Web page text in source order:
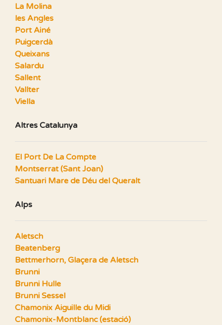
La Molina
les Angles
Port Ainé
Puigcerdà
Queixans
Salardu
Sallent
Vallter
Viella
Altres Catalunya
El Port De La Compte
Montserrat (Sant Joan)
Santuari Mare de Déu del Queralt
Alps
Aletsch
Beatenberg
Bettmerhorn, Glaçera de Aletsch
Brunni
Brunni Hulle
Brunni Sessel
Chamonix Aiguille du Midi
Chamonix-Montblanc (estació)